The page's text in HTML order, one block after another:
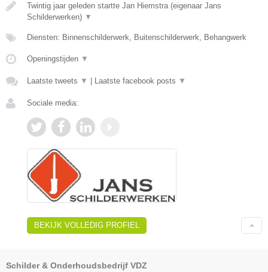
Twintig jaar geleden startte Jan Hiemstra (eigenaar Jans
Schilderwerken) ▼
Diensten: Binnenschilderwerk, Buitenschilderwerk, Behangwerk
Openingstijden ▼
Laatste tweets ▼ | Laatste facebook posts ▼
Sociale media:
BEKIJK VOLLEDIG PROFIEL
Schilder & Onderhoudsbedrijf VDZ